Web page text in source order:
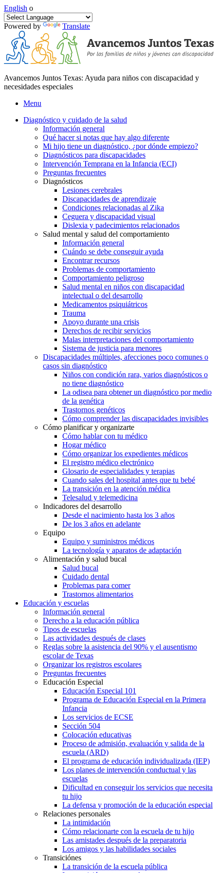
English o
Powered by Translate
Avancemos Juntos Texas: Ayuda para niños con discapacidad y
necesidades especiales
Menu
Diagnóstico y cuidado de la salud
Información general
Qué hacer si notas que hay algo diferente
Mi hijo tiene un diagnóstico, ¿por dónde empiezo?
Diagnósticos para discapacidades
Intervención Temprana en la Infancia (ECI)
Preguntas frecuentes
Diagnósticos
Lesiones cerebrales
Discapacidades de aprendizaje
Condiciones relacionadas al Zika
Ceguera y discapacidad visual
Dislexia y padecimientos relacionados
Salud mental y salud del comportamiento
Información general
Cuándo se debe conseguir ayuda
Encontrar recursos
Problemas de comportamiento
Comportamiento peligroso
Salud mental en niños con discapacidad
intelectual o del desarrollo
Medicamentos psiquiátricos
Trauma
Apoyo durante una crisis
Derechos de recibir servicios
Malas interpretaciones del comportamiento
Sistema de justicia para menores
Discapacidades múltiples, afecciones poco comunes o
casos sin diagnóstico
Niños con condición rara, varios diagnósticos o
no tiene diagnóstico
La odisea para obtener un diagnóstico por medio
de la genética
Trastornos genéticos
Cómo comprender las discapacidades invisibles
Cómo planificar y organizarte
Cómo hablar con tu médico
Hogar médico
Cómo organizar los expedientes médicos
El registro médico electrónico
Glosario de especialidades y terapias
Cuando sales del hospital antes que tu bebé
La transición en la atención médica
Telesalud y telemedicina
Indicadores del desarrollo
Desde el nacimiento hasta los 3 años
De los 3 años en adelante
Equipo
Equipo y suministros médicos
La tecnología y aparatos de adaptación
Alimentación y salud bucal
Salud bucal
Cuidado dental
Problemas para comer
Trastornos alimentarios
Educación y escuelas
Información general
Derecho a la educación pública
Tipos de escuelas
Las actividades después de clases
Reglas sobre la asistencia del 90% y el ausentismo
escolar de Texas
Organizar los registros escolares
Preguntas frecuentes
Educación Especial
Educación Especial 101
Programa de Educación Especial en la Primera
Infancia
Los servicios de ECSE
Sección 504
Colocación educativas
Proceso de admisión, evaluación y salida de la
escuela (ARD)
El programa de educación individualizada (IEP)
Los planes de intervención conductual y las
escuelas
Dificultad en conseguir los servicios que necesita
tu hijo
La defensa y promoción de la educación especial
Relaciones personales
La intimidación
Cómo relacionarte con la escuela de tu hijo
Las amistades después de la preparatoria
Los amigos y las habilidades sociales
Transiciónes
La transición de la escuela pública